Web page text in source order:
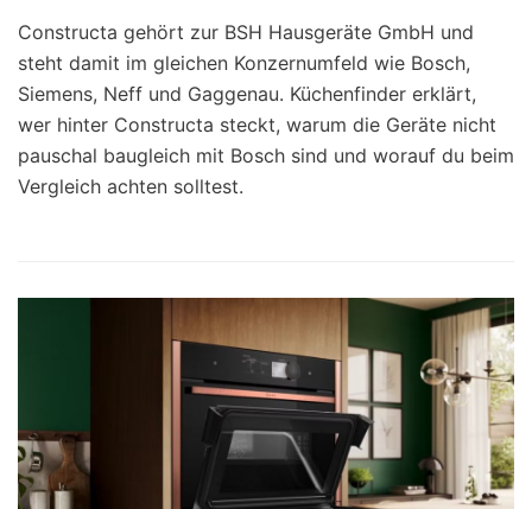
Constructa gehört zur BSH Hausgeräte GmbH und
steht damit im gleichen Konzernumfeld wie Bosch,
Siemens, Neff und Gaggenau. Küchenfinder erklärt,
wer hinter Constructa steckt, warum die Geräte nicht
pauschal baugleich mit Bosch sind und worauf du beim
Vergleich achten solltest.